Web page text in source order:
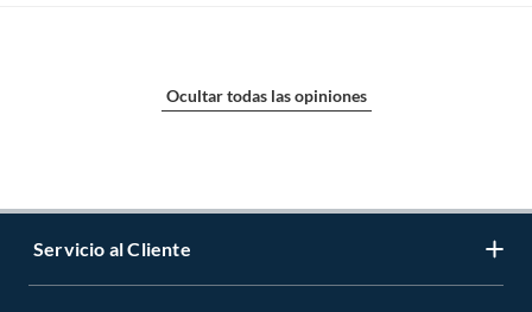
Ocultar todas las opiniones
Servicio al Cliente